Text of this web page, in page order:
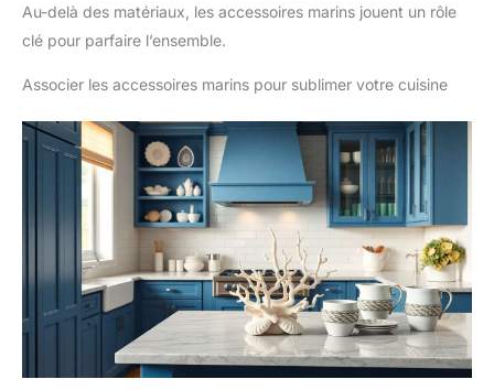
Au-delà des matériaux, les accessoires marins jouent un rôle
clé pour parfaire l’ensemble.
Associer les accessoires marins pour sublimer votre cuisine